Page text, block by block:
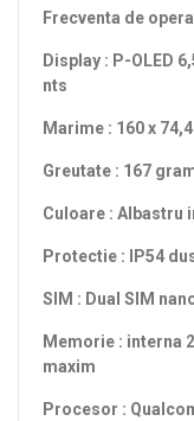
Frecventa de
Display : P-OLED
nts
Marime : 160 x
Greutate : 167
Culoare : Albastru
Protectie : IP54
SIM : Dual SIM
Memorie : interna
maxim
Procesor :